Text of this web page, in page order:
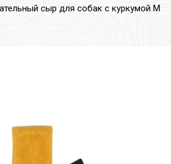
сыр для собак с куркумой M